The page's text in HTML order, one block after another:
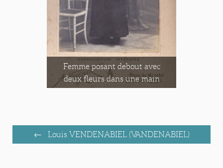
Femme posant debout avec
deux fleurs dans une main
Louis VENDENABIEL (VANDENABIEL)